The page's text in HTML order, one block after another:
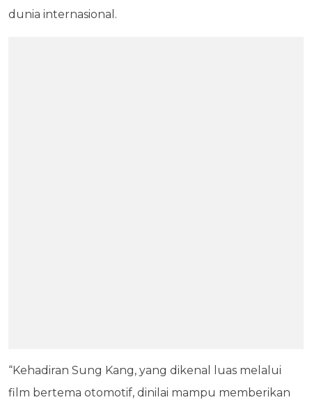
dunia internasional.
“Kehadiran Sung Kang, yang dikenal luas melalui
film bertema otomotif, dinilai mampu memberikan